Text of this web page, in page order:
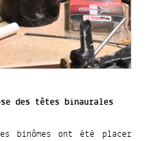
des têtes binaurales
binômes ont été placer